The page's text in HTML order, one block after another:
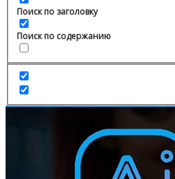
Поиск по заголовку
Поиск по содержанию